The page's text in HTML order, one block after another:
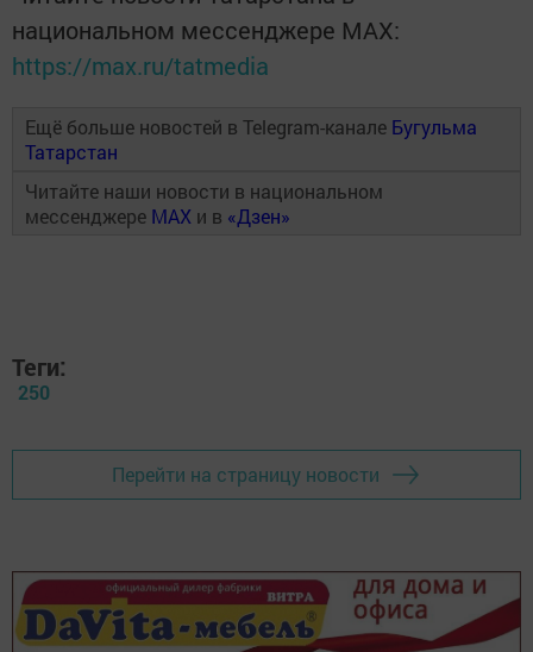
национальном мессенджере MАХ:
https://max.ru/tatmedia
Ещё больше новостей в Telegram-канале Бугульма
Татарстан
Читайте наши новости в национальном
мессенджере MAX и в «Дзен»
Теги:
250
Перейти на страницу новости